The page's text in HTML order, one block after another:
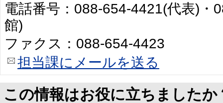
電話番号：088-654-4421(代表)・
館)
ファクス：088-654-4423
担当課にメールを送る
この情報はお役に立ちましたか